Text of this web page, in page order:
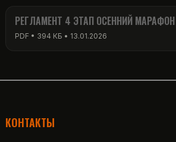
РЕГЛАМЕНТ 4 ЭТАП ОСЕННИЙ
PDF • 394 КБ • 13.01.2026
КОНТАКТЫ